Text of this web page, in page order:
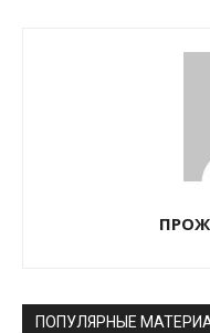
ПОПУЛЯРНЫЕ